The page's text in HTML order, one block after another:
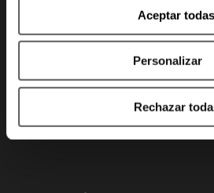
Aceptar todas
Personalizar
Rechazar
Atenditzen zaitugu
Astelehenetik ostiralera
10:00h - 14:00h y 16:00h-